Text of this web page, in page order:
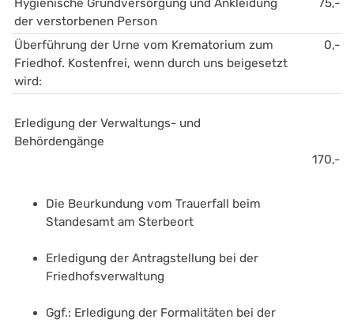
Hygienische Grundversorgung und Ankleidung
der verstorbenen Person
75,-
Überführung der Urne vom Krematorium zum
Friedhof. Kostenfrei, wenn durch uns beigesetzt
wird:
0,-
Erledigung der Verwaltungs- und
Behördengänge
Die Beurkundung vom Trauerfall beim
Standesamt am Sterbeort
Erledigung der Antragstellung bei der
Friedhofsverwaltung
Ggf.: Erledigung der Formalitäten bei der
170,-